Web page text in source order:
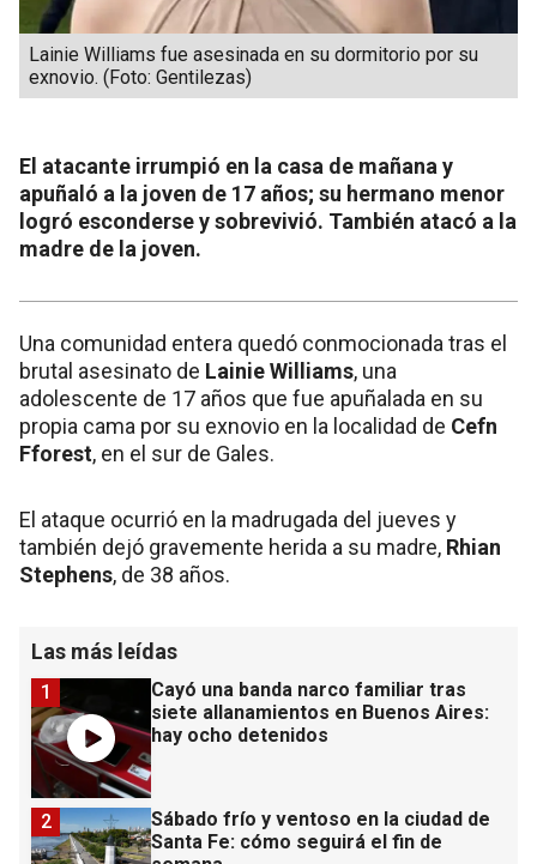
Lainie Williams fue asesinada en su dormitorio por su
exnovio. (Foto: Gentilezas)
El atacante irrumpió en la casa de mañana y
apuñaló a la joven de 17 años; su hermano menor
logró esconderse y sobrevivió. También atacó a la
madre de la joven.
Una comunidad entera quedó conmocionada tras el
brutal asesinato de Lainie Williams, una
adolescente de 17 años que fue apuñalada en su
propia cama por su exnovio en la localidad de Cefn
Fforest, en el sur de Gales.
El ataque ocurrió en la madrugada del jueves y
también dejó gravemente herida a su madre, Rhian
Stephens, de 38 años.
Las más leídas
Cayó una banda narco familiar tras
siete allanamientos en Buenos Aires:
hay ocho detenidos
1
Sábado frío y ventoso en la ciudad de
Santa Fe: cómo seguirá el fin de
2